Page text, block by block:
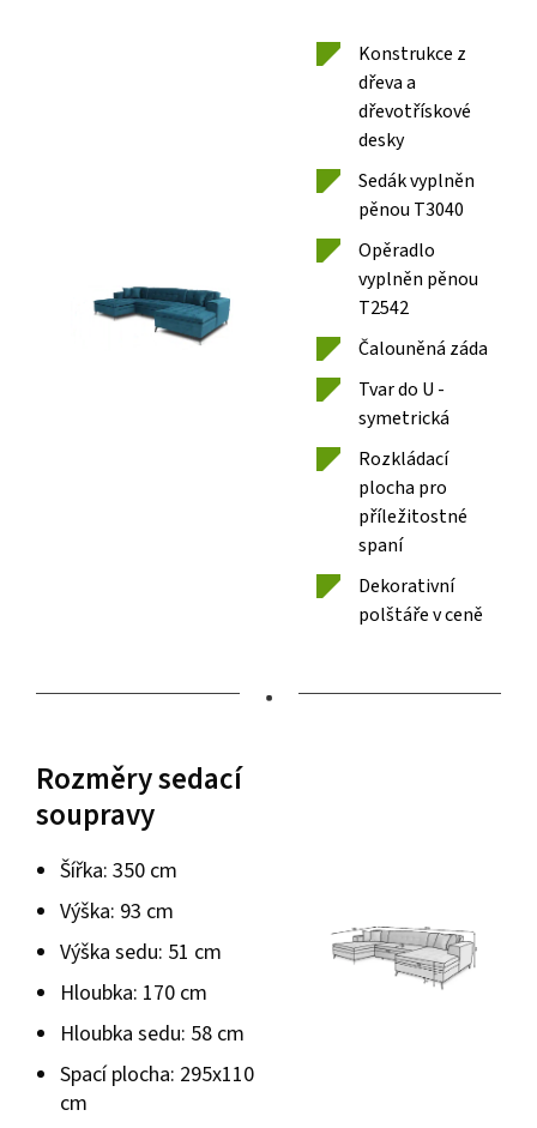
Konstrukce z
dřeva a
dřevotřískové
desky
Sedák vyplněn
pěnou T3040
Opěradlo
vyplněn pěnou
T2542
Čalouněná záda
Tvar do U -
symetrická
Rozkládací
plocha pro
příležitostné
spaní
Dekorativní
polštáře v ceně
•
Rozměry sedací
soupravy
Šířka: 350 cm
Výška: 93 cm
Výška sedu: 51 cm
Hloubka: 170 cm
Hloubka sedu: 58 cm
Spací plocha: 295x110
cm